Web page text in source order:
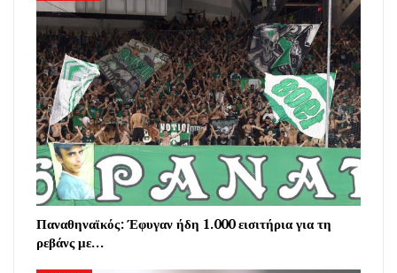
Παναθηναϊκός: Έφυγαν ήδη 1.000 εισιτήρια για τη
ρεβάνς με…